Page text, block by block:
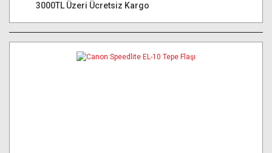
3000TL Üzeri Ücretsiz Kargo